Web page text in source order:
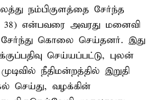
நம்பிகுளத்தை சேர்ந்த
38) என்பவரை அவரது மனைவி
கொலை செய்தனர். இது
செய்யப்பட்டு, புலன்
நீதிமன்றத்தில் இறுதி
செய்து, வழக்கின்